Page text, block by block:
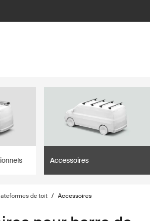
Accessoires
de toit / Accessoires